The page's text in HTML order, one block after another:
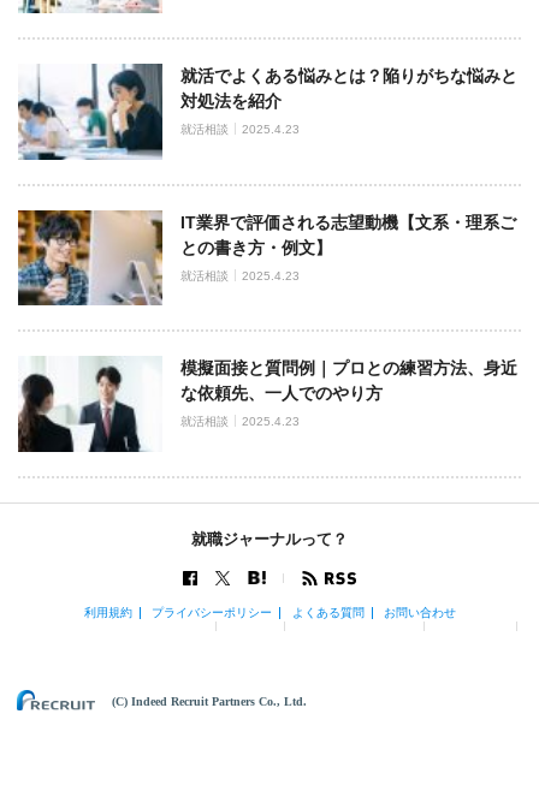
就活でよくある悩みとは？陥りがちな悩みと
対処法を紹介
就活相談 2025.4.23
IT業界で評価される志望動機【文系・理系ご
との書き方・例文】
就活相談 2025.4.23
模擬面接と質問例｜プロとの練習方法、身近
な依頼先、一人でのやり方
就活相談 2025.4.23
就職ジャーナルって？
利用規約 プライバシーポリシー よくある質問 お問い合わせ
(C) Indeed Recruit Partners Co., Ltd.